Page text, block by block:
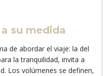
su medida
de abordar el viaje: la del
la tranquilidad, invita a
Los volúmenes se definen,